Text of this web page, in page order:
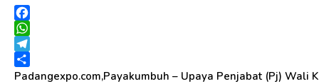
Facebook
WhatsApp
Telegram
Share
Padangexpo.com,Payakumbuh – Upaya Penjabat (Pj)